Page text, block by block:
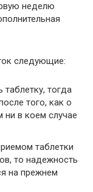
неделю
следующие:
тогда
того, как о
ни в коем случае
таблетки
то надежность
на прежнем